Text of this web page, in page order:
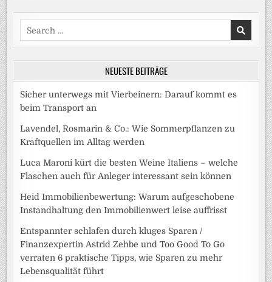
Search
for:
NEUESTE BEITRÄGE
Sicher unterwegs mit Vierbeinern: Darauf kommt es
beim Transport an
Lavendel, Rosmarin & Co.: Wie Sommerpflanzen zu
Kraftquellen im Alltag werden
Luca Maroni kürt die besten Weine Italiens – welche
Flaschen auch für Anleger interessant sein können
Heid Immobilienbewertung: Warum aufgeschobene
Instandhaltung den Immobilienwert leise auffrisst
Entspannter schlafen durch kluges Sparen /
Finanzexpertin Astrid Zehbe und Too Good To Go
verraten 6 praktische Tipps, wie Sparen zu mehr
Lebensqualität führt